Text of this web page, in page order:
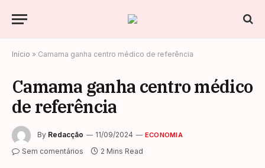
Início » Camama ganha centro médico de referência
Camama ganha centro médico
de referência
By Redacção 11/09/2024 ECONOMIA
Sem comentários 2 Mins Read